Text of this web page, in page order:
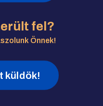
fel?
Önnek!
küldök!